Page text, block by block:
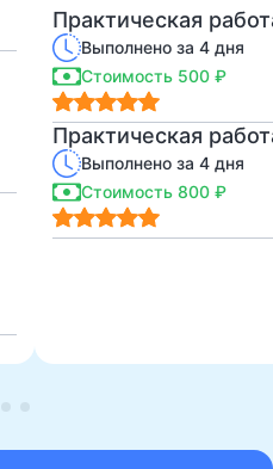
Практическая
Выполнено за 4 дня
Стоимость 500 ₽
Практическая
Выполнено за 4 дня
Стоимость 800 ₽